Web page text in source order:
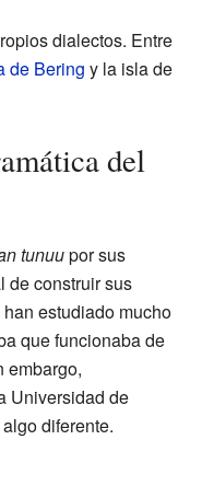
dialectos. Entre
de Bering y la isla de
del
tunuupor sus
de construir sus
estudiado mucho
que funcionaba de
embargo,
Universidad de
diferente.